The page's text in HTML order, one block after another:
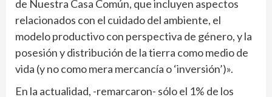
de Nuestra Casa Común, que incluyen aspectos
relacionados con el cuidado del ambiente, el
modelo productivo con perspectiva de género, y la
posesión y distribución de la tierra como medio de
vida (y no como mera mercancía o ‘inversión’)».
En la actualidad, -remarcaron- sólo el 1% de los